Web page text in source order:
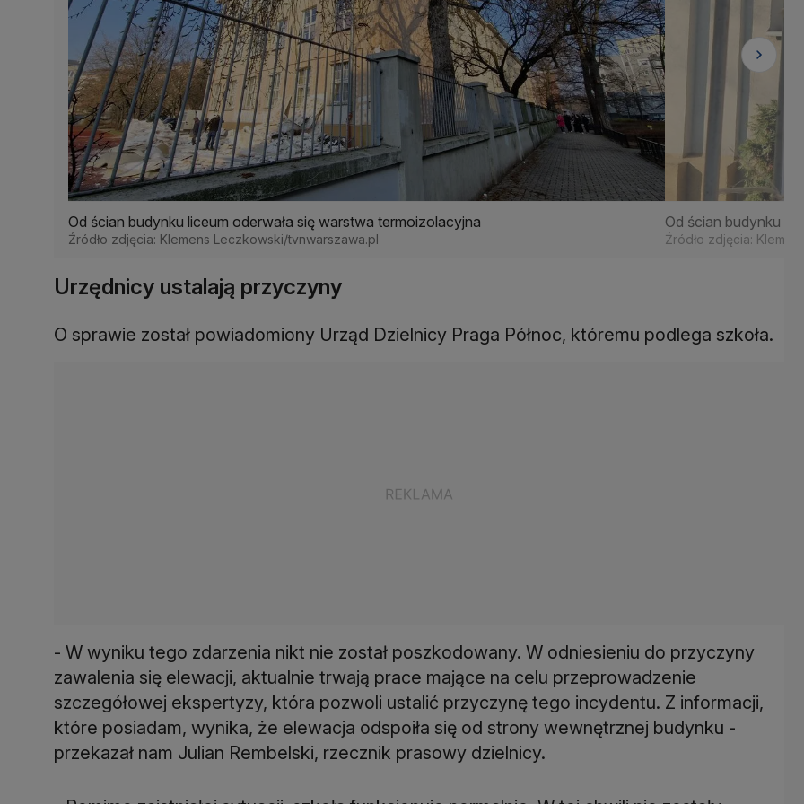
Od ścian budynku liceum oderwała się warstwa termoizolacyjna
Źródło zdjęcia: Klemens Leczkowski/tvnwarszawa.pl
Od ścian budynku
Źródło zdjęcia:
Urzędnicy ustalają przyczyny
O sprawie został powiadomiony Urząd Dzielnicy Praga Północ, któremu podlega szkoła.
- W wyniku tego zdarzenia nikt nie został poszkodowany. W odniesieniu do przyczyny
zawalenia się elewacji, aktualnie trwają prace mające na celu przeprowadzenie
szczegółowej ekspertyzy, która pozwoli ustalić przyczynę tego incydentu. Z informacji,
które posiadam, wynika, że elewacja odspoiła się od strony wewnętrznej budynku -
przekazał nam Julian Rembelski, rzecznik prasowy dzielnicy.